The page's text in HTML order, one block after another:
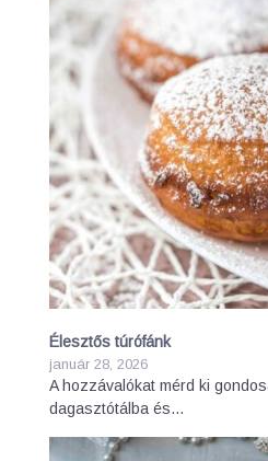
Élesztős túrófánk
január 28, 2026
A hozzávalókat mérd ki
dagasztótálba és…